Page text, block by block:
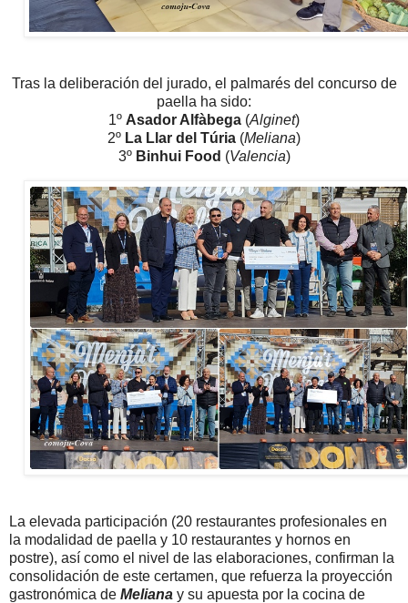
Tras la deliberación del jurado, el palmarés del concurso de
paella ha sido:
1º Asador Alfàbega (Alginet)
2º La Llar del Túria (Meliana)
3º Binhui Food (Valencia)
La elevada participación (20 restaurantes profesionales en
la modalidad de paella y 10 restaurantes y hornos en
postre), así como el nivel de las elaboraciones, confirman la
consolidación de este certamen, que refuerza la proyección
gastronómica de Meliana y su apuesta por la cocina de